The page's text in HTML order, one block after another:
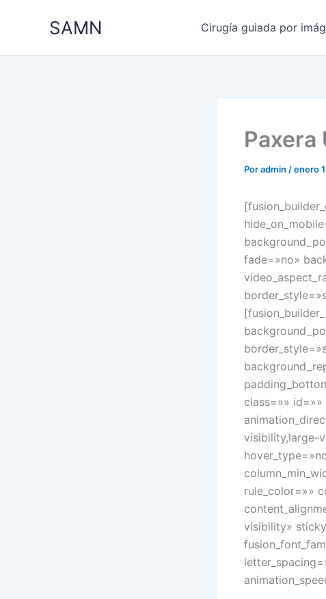
SAMN Cirugía guiada por
Paxera
Poradmin /enero
fade=»no»
class=»» id=»»
visibility,large-
rule_color=»»
visibility»